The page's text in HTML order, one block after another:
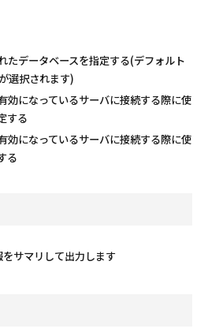
たデータベースを指定する(デフォルト
選択されます)
効になっているサーバに接続する際に使
する
効になっているサーバに接続する際に使
る
サマリして出力します